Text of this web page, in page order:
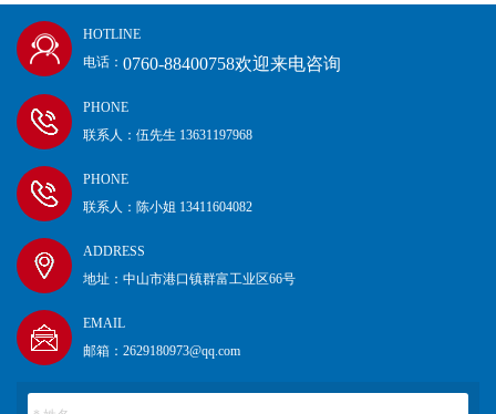
HOTLINE
电话： 0760-88400758欢迎来电咨询
PHONE
联系人：伍先生 13631197968
PHONE
联系人：陈小姐 13411604082
ADDRESS
地址：中山市港口镇群富工业区66号
EMAIL
邮箱：2629180973@qq.com